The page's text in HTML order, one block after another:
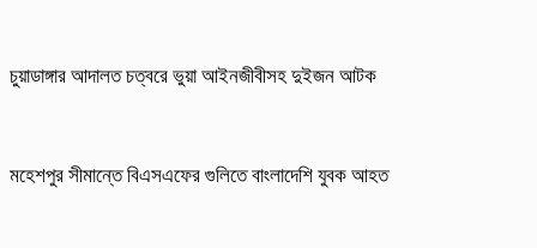
চুয়াডাঙ্গার আদালত চত্বরে ভুয়া আইনজীবীসহ দুইজন আটক
মহেশপুর সীমান্তে বিএসএফের গুলিতে বাংলাদেশি যুবক আহত